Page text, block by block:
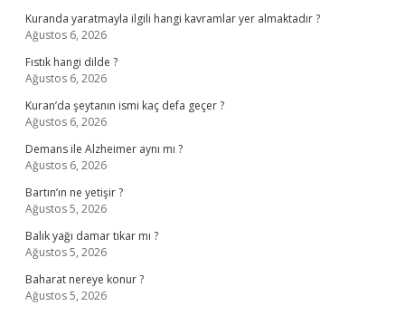
Kuranda yaratmayla ilgili hangi kavramlar yer almaktadır ?
Ağustos 6, 2026
Fıstık hangi dilde ?
Ağustos 6, 2026
Kuran’da şeytanın ismi kaç defa geçer ?
Ağustos 6, 2026
Demans ile Alzheimer aynı mı ?
Ağustos 6, 2026
Bartın’ın ne yetişir ?
Ağustos 5, 2026
Balık yağı damar tıkar mı ?
Ağustos 5, 2026
Baharat nereye konur ?
Ağustos 5, 2026